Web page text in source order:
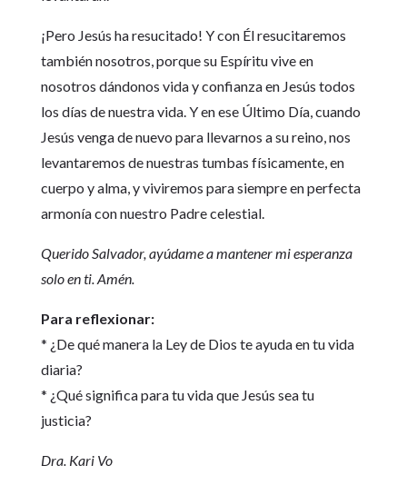
¡Pero Jesús ha resucitado! Y con Él resucitaremos
también nosotros, porque su Espíritu vive en
nosotros dándonos vida y confianza en Jesús todos
los días de nuestra vida. Y en ese Último Día, cuando
Jesús venga de nuevo para llevarnos a su reino, nos
levantaremos de nuestras tumbas físicamente, en
cuerpo y alma, y viviremos para siempre en perfecta
armonía con nuestro Padre celestial.
Querido Salvador, ayúdame a mantener mi esperanza
solo en ti. Amén.
Para reflexionar:
* ¿De qué manera la Ley de Dios te ayuda en tu vida
diaria?
* ¿Qué significa para tu vida que Jesús sea tu
justicia?
Dra. Kari Vo